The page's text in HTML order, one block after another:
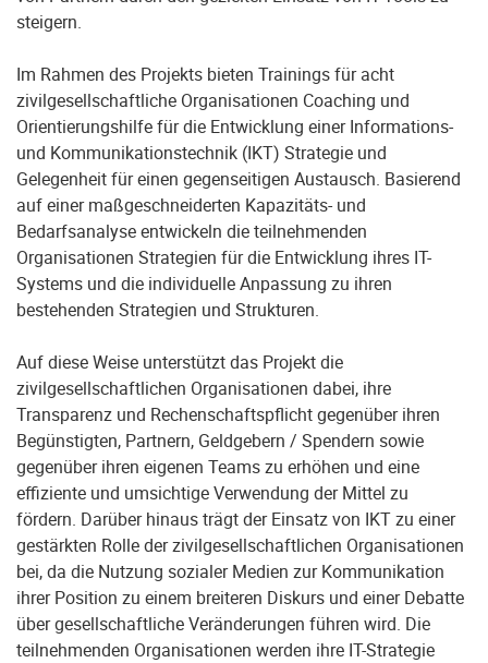
steigern.
Im Rahmen des Projekts bieten Trainings für acht
zivilgesellschaftliche Organisationen Coaching und
Orientierungshilfe für die Entwicklung einer Informations-
und Kommunikationstechnik (IKT) Strategie und
Gelegenheit für einen gegenseitigen Austausch. Basierend
auf einer maßgeschneiderten Kapazitäts- und
Bedarfsanalyse entwickeln die teilnehmenden
Organisationen Strategien für die Entwicklung ihres IT-
Systems und die individuelle Anpassung zu ihren
bestehenden Strategien und Strukturen.
Auf diese Weise unterstützt das Projekt die
zivilgesellschaftlichen Organisationen dabei, ihre
Transparenz und Rechenschaftspflicht gegenüber ihren
Begünstigten, Partnern, Geldgebern / Spendern sowie
gegenüber ihren eigenen Teams zu erhöhen und eine
effiziente und umsichtige Verwendung der Mittel zu
fördern. Darüber hinaus trägt der Einsatz von IKT zu einer
gestärkten Rolle der zivilgesellschaftlichen Organisationen
bei, da die Nutzung sozialer Medien zur Kommunikation
ihrer Position zu einem breiteren Diskurs und einer Debatte
über gesellschaftliche Veränderungen führen wird. Die
teilnehmenden Organisationen werden ihre IT-Strategie